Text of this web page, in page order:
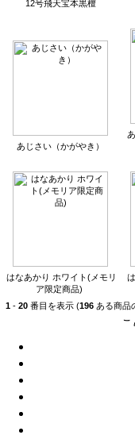
12号飛天宝本黒檀
あじさい（かがやき）
はなあかり ホワイト(メモリ
ア限定商品)
1 - 20 番目を表示 (196 ある商品